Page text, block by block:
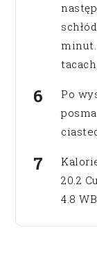
tacach.
Po
20.2
4.8